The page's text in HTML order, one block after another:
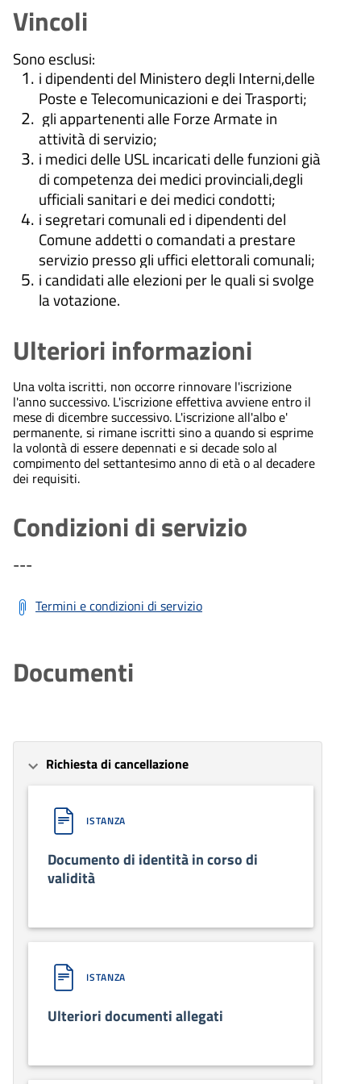
Vincoli
Sono esclusi:
i dipendenti del Ministero degli Interni,delle
Poste e Telecomunicazioni e dei Trasporti;
gli appartenenti alle Forze Armate in
attività di servizio;
i medici delle USL incaricati delle funzioni già
di competenza dei medici provinciali,degli
ufficiali sanitari e dei medici condotti;
i segretari comunali ed i dipendenti del
Comune addetti o comandati a prestare
servizio presso gli uffici elettorali comunali;
i candidati alle elezioni per le quali si svolge
la votazione.
Ulteriori informazioni
Una volta iscritti, non occorre rinnovare l'iscrizione
l'anno successivo. L'iscrizione effettiva avviene entro il
mese di dicembre successivo. L'iscrizione all'albo e'
permanente, si rimane iscritti sino a quando si esprime
la volontà di essere depennati e si decade solo al
compimento del settantesimo anno di età o al decadere
dei requisiti.
Condizioni di servizio
---
Termini e condizioni di servizio
Documenti
Richiesta di cancellazione
ISTANZA
Documento di identità in corso di
validità
ISTANZA
Ulteriori documenti allegati